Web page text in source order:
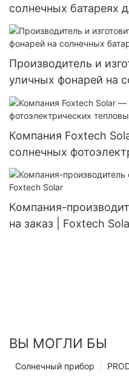
солнечных батареях
использования |
Производитель и
уличных фонарей на
Foxtech Solar
Компания Foxtech
солнечных
панелей на заказ.
Компания-
на заказ | Foxtech
ВЫ МОГЛИ БЫ
Солнечный прибор